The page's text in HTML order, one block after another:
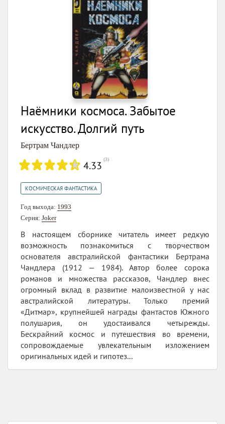
Наёмники космоса. Забытое
искусство. Долгий путь
Бертрам Чандлер
4.33 (3)
КОСМИЧЕСКАЯ ФАНТАСТИКА
Год выхода: 1993
Серия: Joker
В настоящем сборнике читатель имеет редкую
возможность познакомиться с творчеством
основателя австралийской фантастики Бертрама
Чандлера (1912 — 1984). Автор более сорока
романов и множества рассказов, Чандлер внес
огромный вклад в развитие малоизвестной у нас
австралийской литературы. Только премий
«Дитмар», крупнейшей награды фантастов Южного
полушария, он удостаивался четырежды.
Бескрайний космос и путешествия во времени,
сопровождаемые увлекательным изложением
оригинальных идей и гипотез...